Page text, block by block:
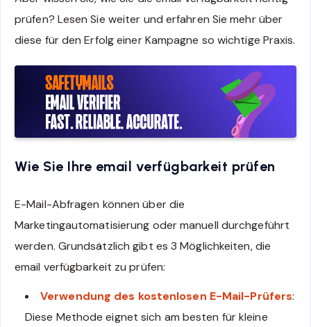
prüfen? Lesen Sie weiter und erfahren Sie mehr über
diese für den Erfolg einer Kampagne so wichtige Praxis.
Wie Sie Ihre email verfügbarkeit prüfen
E-Mail-Abfragen können über die
Marketingautomatisierung oder manuell durchgeführt
werden. Grundsätzlich gibt es 3 Möglichkeiten, die
email verfügbarkeit zu prüfen:
Verwendung des kostenlosen E-Mail-Prüfers:
Diese Methode eignet sich am besten für kleine